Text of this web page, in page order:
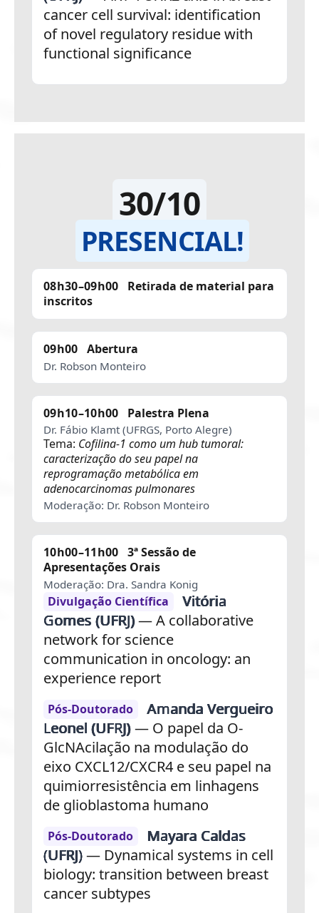
cancer cell survival: identification
of novel regulatory residue with
functional significance
30/10
PRESENCIAL!
08h30–09h00
Retirada de material para
inscritos
09h00 Abertura
Dr. Robson Monteiro
09h10–10h00 Palestra Plena
Dr. Fábio Klamt (UFRGS, Porto Alegre)
Tema: Cofilina-1 como um hub tumoral:
caracterização do seu papel na
reprogramação metabólica em
adenocarcinomas pulmonares
Moderação: Dr. Robson Monteiro
10h00–11h00 3ª Sessão de
Apresentações Orais
Moderação: Dra. Sandra Konig
Divulgação Científica
Vitória
Gomes (UFRJ)— A collaborative
network for science
communication in oncology: an
experience report
Pós-Doutorado
Amanda Vergueiro
Leonel (UFRJ)— O papel da O-
GlcNAcilação na modulação do
eixo CXCL12/CXCR4 e seu papel na
quimiorresistência em linhagens
de glioblastoma humano
Pós-Doutorado
Mayara Caldas
(UFRJ)— Dynamical systems in cell
biology: transition between breast
cancer subtypes